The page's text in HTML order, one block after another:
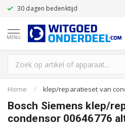
30 dagen bedenktijd
MENU
Home / klep/reparatieset van
Bosch Siemens klep/
condensor 00646776